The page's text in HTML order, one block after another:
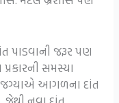
પાડવાની જરૂર પણ
સમસ્યા
જગ્યાએ આગળના દાંત